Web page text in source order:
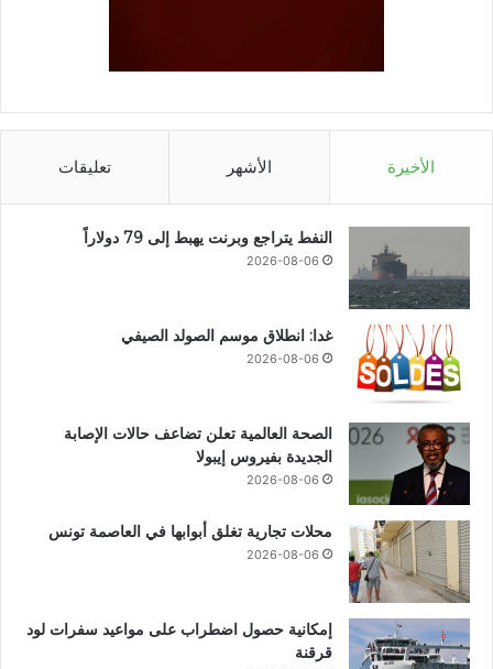
الأخيرة الأشهر تعليقات
النفط يتراجع وبرنت يهبط إلى 79 دولاراً
2026-08-06
غدا: انطلاق موسم الصولد الصيفي
2026-08-06
الصحة العالمية تعلن تضاعف حالات الإصابة
الجديدة بفيروس إيبولا
2026-08-06
محلات تجارية تغلق أبوابها في العاصمة تونس
2026-08-06
إمكانية حصول اضطراب على مواعيد سفرات لود
قرقنة